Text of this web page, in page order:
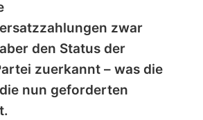
zwar
den Status der
zuerkannt – was die
nun geforderten